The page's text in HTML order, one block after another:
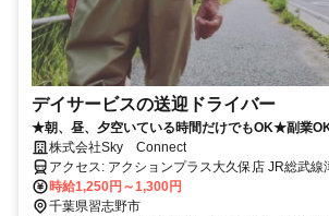
デイサービスの送迎ドライバー
★朝、昼、夕空いている時間だけでもOK★副業
の時期も働きやすい職場です！
株式会社Sky Connect
アクセス: アクションプラス大久保店 JR総武線津田沼駅北口からバス
7分、藤崎6丁目下車徒歩1分 ※津田沼駅北口4番5番バス乗り場より三
山車庫行、二宮神社行、八千代台駅行等多数
時給1,250円～1,300円
千葉県習志野市